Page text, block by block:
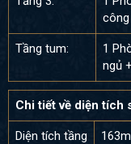
công
Tầng tum:
1
ngủ
Chi tiết về diện tích
Diện tích tầng